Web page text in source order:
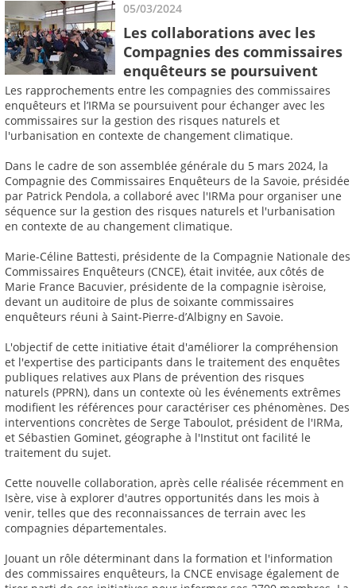
05/03/2024
Les collaborations avec les
Compagnies des commissaires
enquêteurs se poursuivent
Les rapprochements entre les compagnies des commissaires
enquêteurs et l’IRMa se poursuivent pour échanger avec les
commissaires sur la gestion des risques naturels et
l'urbanisation en contexte de changement climatique.
Dans le cadre de son assemblée générale du 5 mars 2024, la
Compagnie des Commissaires Enquêteurs de la Savoie, présidée
par Patrick Pendola, a collaboré avec l'IRMa pour organiser une
séquence sur la gestion des risques naturels et l'urbanisation
en contexte de au changement climatique.
Marie-Céline Battesti, présidente de la Compagnie Nationale des
Commissaires Enquêteurs (CNCE), était invitée, aux côtés de
Marie France Bacuvier, présidente de la compagnie isèroise,
devant un auditoire de plus de soixante commissaires
enquêteurs réuni à Saint-Pierre-d’Albigny en Savoie.
L'objectif de cette initiative était d'améliorer la compréhension
et l'expertise des participants dans le traitement des enquêtes
publiques relatives aux Plans de prévention des risques
naturels (PPRN), dans un contexte où les événements extrêmes
modifient les références pour caractériser ces phénomènes. Des
interventions concrètes de Serge Taboulot, président de l'IRMa,
et Sébastien Gominet, géographe à l'Institut ont facilité le
traitement du sujet.
Cette nouvelle collaboration, après celle réalisée récemment en
Isère, vise à explorer d'autres opportunités dans les mois à
venir, telles que des reconnaissances de terrain avec les
compagnies départementales.
Jouant un rôle déterminant dans la formation et l'information
des commissaires enquêteurs, la CNCE envisage également de